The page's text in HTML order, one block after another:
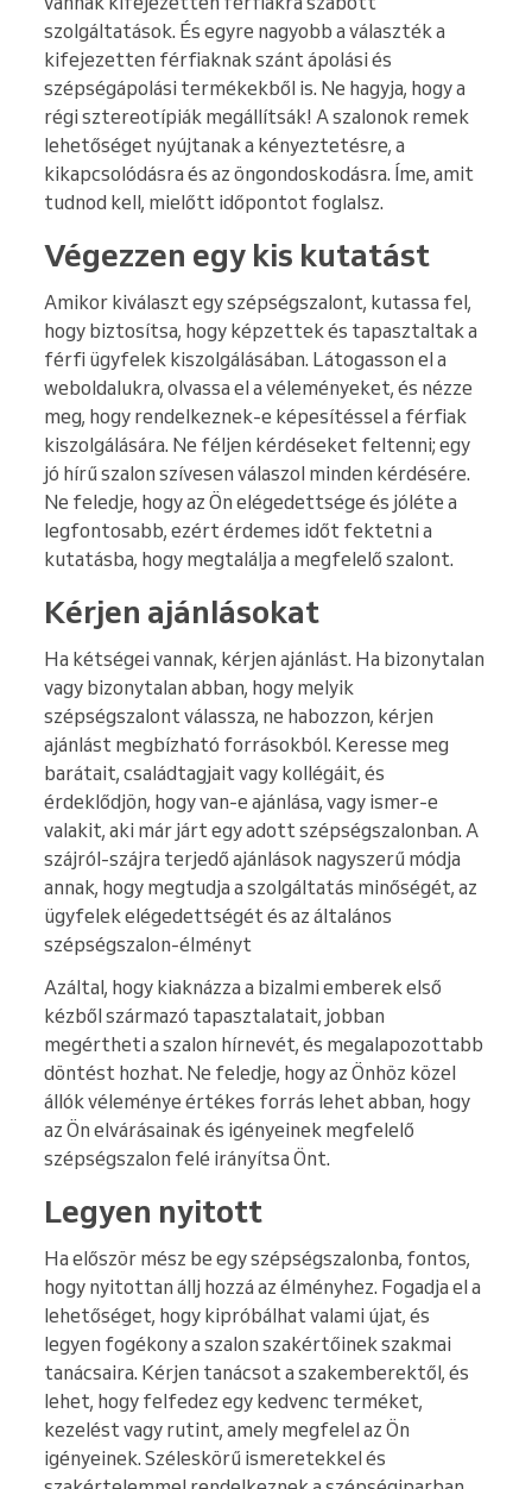
szolgáltatások. És egyre nagyobb a választék a
kifejezetten férfiaknak szánt ápolási és
szépségápolási termékekből is. Ne hagyja, hogy a
régi sztereotípiák megállítsák! A szalonok remek
lehetőséget nyújtanak a kényeztetésre, a
kikapcsolódásra és az öngondoskodásra. Íme, amit
tudnod kell, mielőtt időpontot foglalsz.
Végezzen egy kis kutatást
Amikor kiválaszt egy szépségszalont, kutassa fel,
hogy biztosítsa, hogy képzettek és tapasztaltak a
férfi ügyfelek kiszolgálásában. Látogasson el a
weboldalukra, olvassa el a véleményeket, és nézze
meg, hogy rendelkeznek-e képesítéssel a férfiak
kiszolgálására. Ne féljen kérdéseket feltenni; egy
jó hírű szalon szívesen válaszol minden kérdésére.
Ne feledje, hogy az Ön elégedettsége és jóléte a
legfontosabb, ezért érdemes időt fektetni a
kutatásba, hogy megtalálja a megfelelő szalont.
Kérjen ajánlásokat
Ha kétségei vannak, kérjen ajánlást. Ha bizonytalan
vagy bizonytalan abban, hogy melyik
szépségszalont válassza, ne habozzon, kérjen
ajánlást megbízható forrásokból. Keresse meg
barátait, családtagjait vagy kollégáit, és
érdeklődjön, hogy van-e ajánlása, vagy ismer-e
valakit, aki már járt egy adott szépségszalonban. A
szájról-szájra terjedő ajánlások nagyszerű módja
annak, hogy megtudja a szolgáltatás minőségét, az
ügyfelek elégedettségét és az általános
szépségszalon-élményt
Azáltal, hogy kiaknázza a bizalmi emberek első
kézből származó tapasztalatait, jobban
megértheti a szalon hírnevét, és megalapozottabb
döntést hozhat. Ne feledje, hogy az Önhöz közel
állók véleménye értékes forrás lehet abban, hogy
az Ön elvárásainak és igényeinek megfelelő
szépségszalon felé irányítsa Önt.
Legyen nyitott
Ha először mész be egy szépségszalonba, fontos,
hogy nyitottan állj hozzá az élményhez. Fogadja el a
lehetőséget, hogy kipróbálhat valami újat, és
legyen fogékony a szalon szakértőinek szakmai
tanácsaira. Kérjen tanácsot a szakemberektől, és
lehet, hogy felfedez egy kedvenc terméket,
kezelést vagy rutint, amely megfelel az Ön
igényeinek. Széleskörű ismeretekkel és